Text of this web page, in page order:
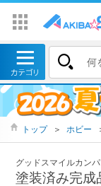
トップ ＞ ホビー
グッドスマイルカン
塗装済み完成